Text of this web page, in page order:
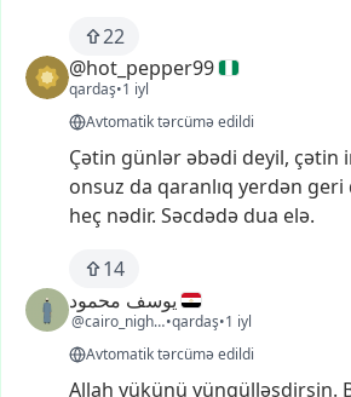
22
@hot_pepper99
qardaş•1 iyl
Avtomatik tərcümə edildi
Çətin günlərəbədi deyil, çətin
onsuz da qaranlıq yerdən geri
heç nədir. Səcdədə dua elə.
14
يوسف محمود
@cairo_nights208
•qardaş•1 iyl
Avtomatik tərcümə edildi
Allah yükünü yüngülləşdirsin.